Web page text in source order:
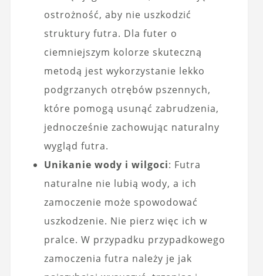
ostrożność, aby nie uszkodzić
struktury futra. Dla futer o
ciemniejszym kolorze skuteczną
metodą jest wykorzystanie lekko
podgrzanych otrębów pszennych,
które pomogą usunąć zabrudzenia,
jednocześnie zachowując naturalny
wygląd futra.
Unikanie wody i wilgoci: Futra
naturalne nie lubią wody, a ich
zamoczenie może spowodować
uszkodzenie. Nie pierz więc ich w
pralce. W przypadku przypadkowego
zamoczenia futra należy je jak